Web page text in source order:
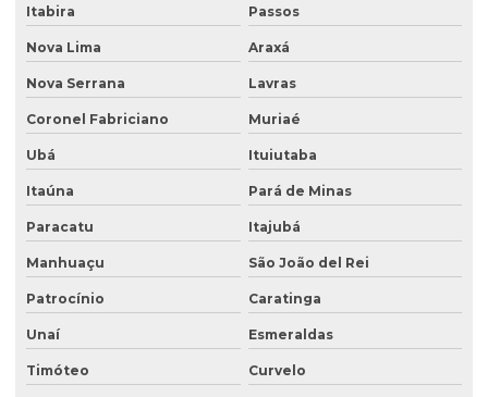
Empresa especialista em sondagens de solo
Empresa especializada em consultoria ambiental
Empresa que faz análise de água
Empresa que faz análise de solo
Empresa de retirada de tanque subterrâneo
Empresa de retirada de tanques
Empresa de sondagem ambiental
Empresa sondagem de solo
Empresas de consultoria ambiental
Itabira Passos
Nova Lima Araxá
Nova Serrana Lavras
Coronel Fabriciano Muriaé
Ubá Ituiutaba
Itaúna Pará de Minas
Paracatu Itajubá
Manhuaçu São João del Rei
Patrocínio Caratinga
Unaí Esmeraldas
Timóteo Curvelo